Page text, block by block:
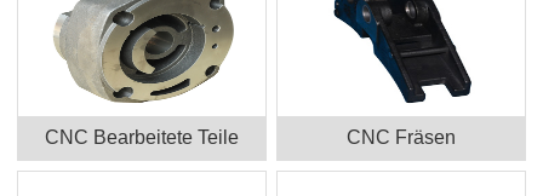
CNC Bearbeitete Teile CNC Fräsen